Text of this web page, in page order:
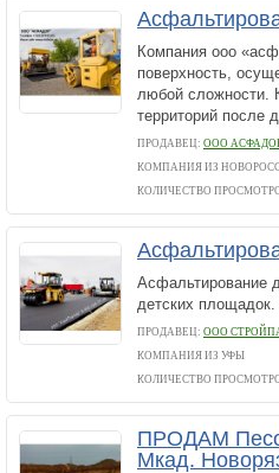
Компания ooo
поверхность,
любой сложности.
территорий после
ПРОДАВЕЦ: ООО
КОМПАНИЯ ИЗ
КОЛИЧЕСТВО
Асфальтирование
детских площадок.
ПРОДАВЕЦ: ООО
КОМПАНИЯ ИЗ УФЫ
КОЛИЧЕСТВО
ПРОДАМ
Мкад.